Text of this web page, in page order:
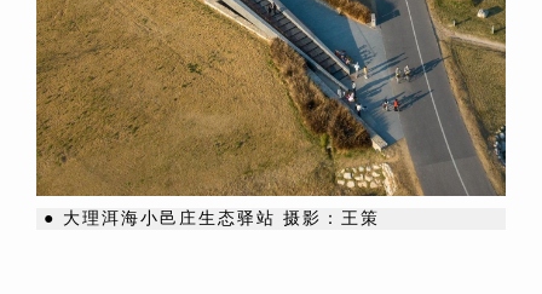
● 大理洱海小邑庄生态驿站 摄影：王策